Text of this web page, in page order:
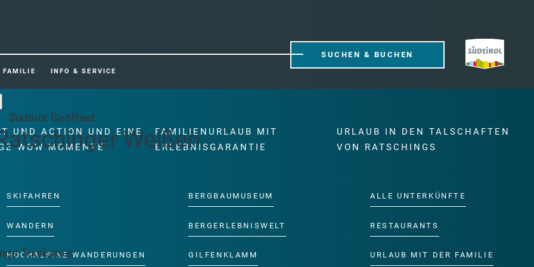
FAMILIE INFO & SERVICE
SUCHEN & BUCHEN
Südtirol Geöffnet
Weißen
Tourismus
UND ACTION UND EINE
WOW MOMENTE
SKIFAHREN
WANDERN
HOCHALPINE WANDERUNGEN
FAMILIENURLAUB MIT
ERLEBNISGARANTIE
BERGBAUMUSEUM
BERGERLEBNISWELT
GILFENKLAMM
URLAUB IN DEN TALSCHAFTEN
VON RATSCHINGS
ALLE UNTERKÜNFTE
RESTAURANTS
URLAUB MIT DER FAMILIE